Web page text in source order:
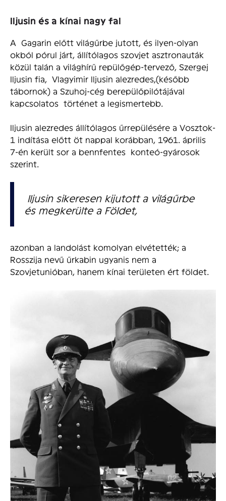
Iljusin és a kínai nagy fal
A Gagarin előtt világűrbe jutott, és ilyen-olyan
okból pórul járt, állítólagos szovjet asztronauták
közül talán a világhírű repülőgép-tervező, Szergej
Iljusin fia, Vlagyimir Iljusin alezredes,(később
tábornok) a Szuhoj-cég berepülőpilótájával
kapcsolatos történet a legismertebb.
Iljusin alezredes állítólagos űrrepülésére a Vosztok-
1 indítása előtt öt nappal korábban, 1961. április
7-én került sor a bennfentes konteó-gyárosok
szerint.
Iljusin sikeresen kijutott a világűrbe
és megkerülte a Földet,
azonban a landolást komolyan elvétették; a
Rosszija nevű űrkabin ugyanis nem a
Szovjetunióban, hanem kínai területen ért földet.